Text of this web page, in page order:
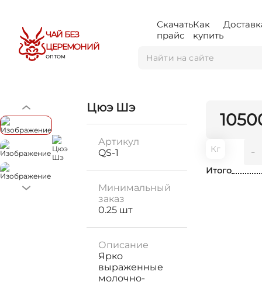
ЧАЙ БЕЗ
ЦЕРЕМОНИЙ
ОПТОМ
Скачать
прайс
Как
купить
Цюэ Шэ
Артикул
QS-1
Минимальный
заказ
0.25 шт
Описание
Ярко
выраженные
молочно-
-
Кг
Итого